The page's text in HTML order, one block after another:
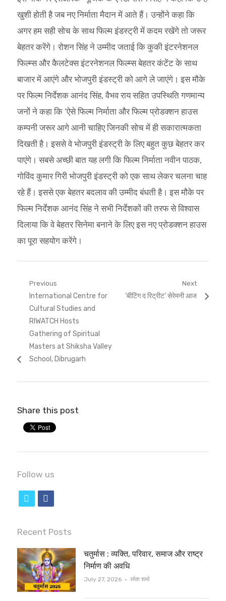
खुशी होती है जब नए निर्माता मैदान में आते हैं। उन्होंने कहा कि
अगर हम सही सोच के साथ फिल्म इंडस्ट्री में कदम रखेंगे तो जरूर
बेहतर करेंगे। रोशन सिंह ने उम्मीद जताई कि कुकी इंटरनेशनल
फिल्म्स और कैलटेक्स इंटरनेशनल फिल्म्स बेहतर कंटेंट के साथ
बाजार में आएंगे और भोजपुरी इंडस्ट्री को आगे ले जाएंगे। इस मौके
पर फिल्म निर्देशक आनंद सिंह, वैभव राय सहित उपस्थिति गणमान्य
जनों ने कहा कि ‘ऐसे फिल्म निर्माता और फिल्म प्रोडक्शन हाउस
कम्पनी जरूर आगे आनी चाहिए जिनकी सोच में ही सकारात्मकता
दिखती है। इससे वे भोजपुरी इंडस्ट्री के लिए बहुत कुछ बेहतर कर
पाएंगे। सबसे अच्छी बात यह लगी कि फिल्म निर्माता नवीन पाठक,
गोविंद कुमार गिरी भोजपुरी इंडस्ट्री को एक साथ लेकर चलना चाह
रहे हैं। इससे एक बेहतर बदलाव की उम्मीद बंधती है। इस मौके पर
फिल्म निर्देशक आनंद सिंह ने सभी निर्देशकों की तरफ से विश्वास
दिलाया कि वे बेहतर सिनेमा बनाने के लिए इस नए प्रोडक्शन हाउस
का पूरा सहयोग करेंगे।
Post
navigation
Previous
Previous
post:
International Centre for
Cultural Studies and
RIWATCH Hosts
Gathering of Spiritual
Masters at Shiksha Valley
School, Dibrugarh
Next
Next
‘बीटिंग द रिट्रीट’ सेरेमनी आज
Share this post
Follow us
i
t
t
e
r
c
e
b
o
o
Recent Posts
चतुर्मास : व्यक्ति, परिवार, समाज और राष्ट्र
निर्माण की अवधि
July 27, 2026 Author
रमेश शर्मा